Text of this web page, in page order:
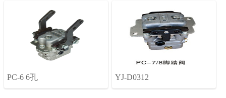
PC-6 6孔 YJ-D0312